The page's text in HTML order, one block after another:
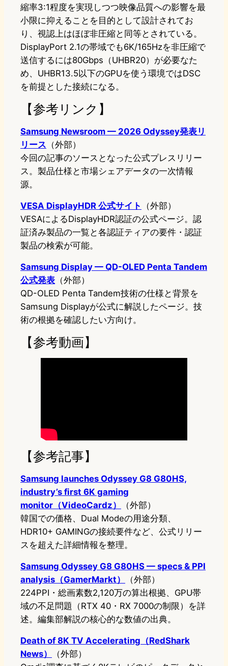
縮率3:1程度を実現しつつ映像品質への影響を最
小限に抑えることを目的として設計されてお
り、視認上はほぼ非圧縮と同等とされている。
DisplayPort 2.1の帯域でも6K/165Hzを非圧縮で
送信するには80Gbps（UHBR20）が必要なた
め、UHBR13.5以下のGPUを使う環境ではDSC
を前提とした接続になる。
【参考リンク】
Samsung Newsroom — 2026 Odyssey発表リ
リース （外部）
今回の記事のソースとなった公式プレスリリー
ス。製品仕様と市場シェアデータの一次情報
源。
VESA DisplayHDR 公式サイト
（外部）
VESAによるDisplayHDR認証の公式ページ。認
証済み製品の一覧と各認証ティアの要件・認証
製品の検索が可能。
Samsung Display — QD-OLED Penta Tandem
公式発表 （外部）
QD-OLED Penta Tandem技術の仕様と背景を
Samsung Displayが公式に解説したページ。技
術の根拠を確認したい方向け。
【参考動画】
【参考記事】
Samsung launches Odyssey G8 G80HS,
industry’s first 6K gaming
monitor（VideoCardz）
（外部）
韓国での価格、Dual Modeの用途分類、
HDR10+ GAMINGの接続要件など、公式リリー
スを超えた詳細情報を整理。
Samsung Odyssey G8 G80HS — specs & PPI
analysis（GamerMarkt）
（外部）
224PPI・総画素数2,120万の算出根拠、GPU帯
域の不足問題（RTX 40・RX 7000の制限）を詳
述。編集部解説の核心的な数値の出典。
Death of 8K TV Accelerating（RedShark
News）
（外部）